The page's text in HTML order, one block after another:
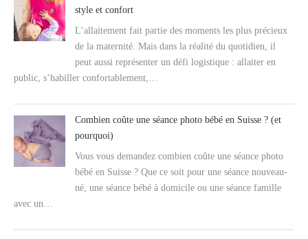
style et confort
L’allaitement fait partie des moments les plus précieux
de la maternité. Mais dans la réalité du quotidien, il
peut aussi représenter un défi logistique : allaiter en
public, s’habiller confortablement,…
Combien coûte une séance photo bébé en Suisse ? (et
pourquoi)
Vous vous demandez combien coûte une séance photo
bébé en Suisse ? Que ce soit pour une séance nouveau-
né, une séance bébé à domicile ou une séance famille
avec un…